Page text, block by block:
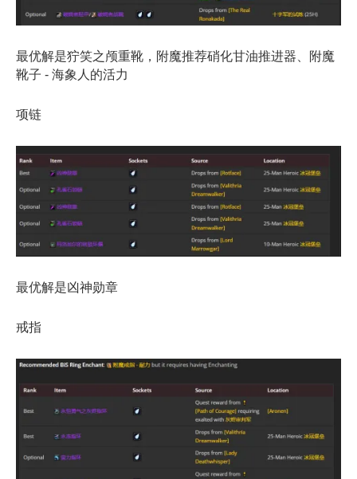
最优解是狞笑之颅重靴，附魔推荐硝化甘油推进器、附魔
靴子 - 海象人的活力
项链
最优解是凶神勋章
戒指